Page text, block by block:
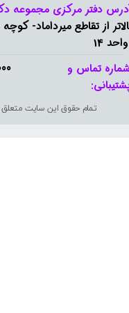
دفتر مرکزی مجموعه
14
تمام حقوق این سایت
تماس و